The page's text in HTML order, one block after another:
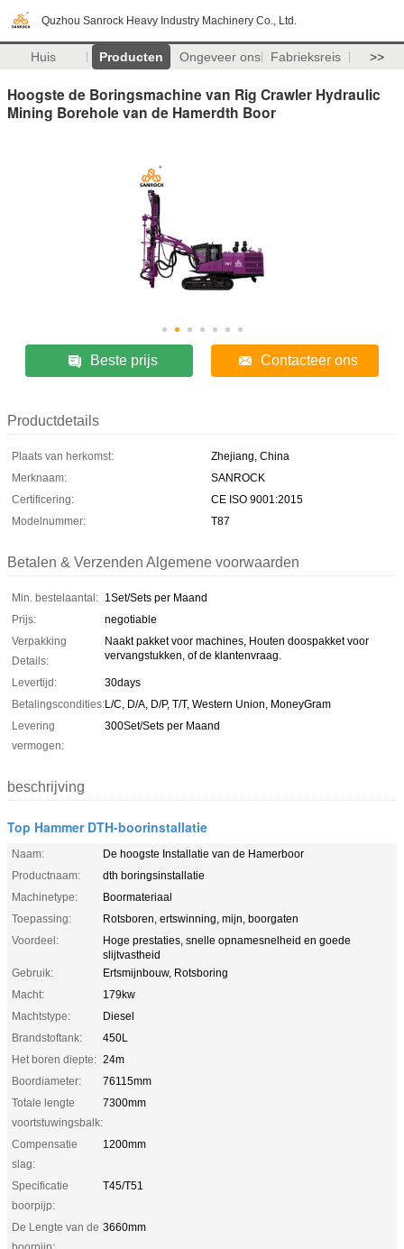
Quzhou Sanrock Heavy Industry Machinery Co., Ltd.
Huis Producten Ongeveer ons Fabrieksreis >>
Hoogste de Boringsmachine van Rig Crawler Hydraulic
Mining Borehole van de Hamerdth Boor
Beste prijs Contacteer ons
Productdetails
Plaats van herkomst:
Zhejiang, China
Merknaam:
SANROCK
Certificering:
CE ISO 9001:2015
Modelnummer:
T87
Betalen & Verzenden Algemene voorwaarden
Min. bestelaantal: 1Set/Sets per Maand
Prijs:
negotiable
Verpakking
Details:
Naakt pakket voor machines, Houten doospakket voor
vervangstukken, of de klantenvraag.
Levertijd:
30days
Betalingscondities:L/C, D/A, D/P, T/T, Western Union, MoneyGram
Levering
vermogen:
300Set/Sets per Maand
beschrijving
Top Hammer DTH-boorinstallatie
Naam:
De hoogste Installatie van de Hamerboor
Productnaam:
dth boringsinstallatie
Machinetype:
Boormateriaal
Toepassing:
Rotsboren, ertswinning, mijn, boorgaten
Voordeel:
Hoge prestaties, snelle opnamesnelheid en goede
slijtvastheid
Gebruik:
Ertsmijnbouw, Rotsboring
Macht:
179kw
Machtstype:
Diesel
Brandstoftank:
450L
Het boren diepte: 24m
Boordiameter:
76115mm
Totale lengte
voortstuwingsbalk:
7300mm
Compensatie
slag:
1200mm
Specificatie
boorpijp:
T45/T51
De Lengte van de 3660mm